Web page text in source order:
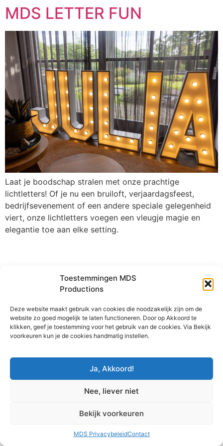
Toestemmingen MDS
Productions
Deze website maakt gebruik van cookies die noodzakelijk zijn om de
website zo goed mogelijk te laten functioneren. Door op Akkoord te
klikken, geef je toestemming voor het gebruik van de cookies. Via Bekijk
voorkeuren kun je de cookies handmatig instellen.
Ja, Akkoord!
Nee, liever niet
Bekijk voorkeuren
MDS PrivacybeleidContact
Ga
naar
de
inhoud
MDS LETTER FUN
Laat je boodschap stralen met onze prachtige
lichtletters! Of je nu een bruiloft, verjaardagsfeest,
bedrijfsevenement of een andere speciale gelegenheid
viert, onze lichtletters voegen een vleugje magie en
elegantie toe aan elke setting.